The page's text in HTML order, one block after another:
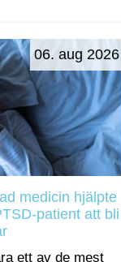
06. aug 2026
medicin hjälpte
patient att bli
ett av de mest